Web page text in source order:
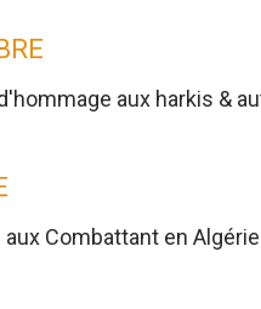
aux harkis &
Combattant en Algérie